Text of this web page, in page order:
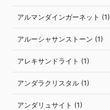
アルマンダインガーネット (1)
アルーシャサンストーン (1)
アレキサンドライト (1)
アンダラクリスタル (1)
アンダリュサイト (1)